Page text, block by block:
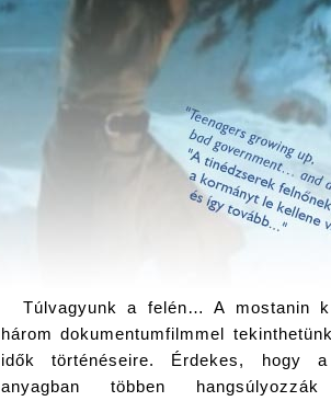
Túlvagyunk a felén… A mostanin
három dokumentumfilmmel
idők történéseire. Érdekes, hogy
anyagban többen